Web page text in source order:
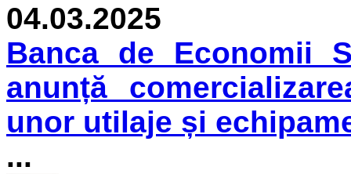
04.03.2025
Banca de Economii
anunță
unor utilaje și
...